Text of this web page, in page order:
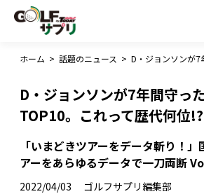
ホーム > 話題のニュース >
D・ジョンソンが7年間守っ
TOP10。これって歴代何位!?
「いまどきツアーをデータ斬り！
アーをあらゆるデータで一刀両断
2022/04/03 ゴルフサプリ編集部